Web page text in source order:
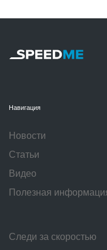
Навигация
Новости
Статьи
Видео
Полезная
Следи за скоростью